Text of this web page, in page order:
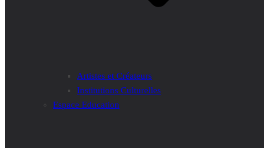
Artistes et Créateurs
Institutions Culturelles
Espace Education